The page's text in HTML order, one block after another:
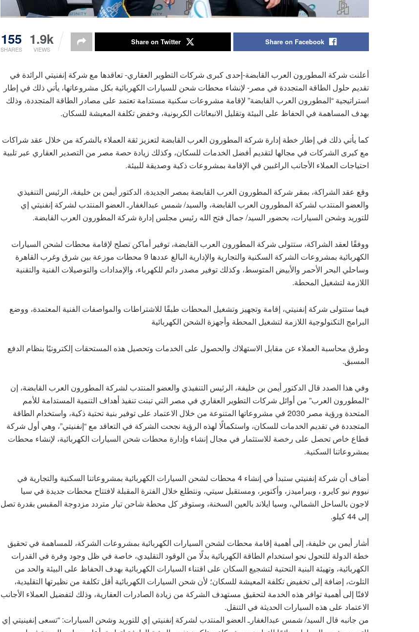
155
SHARES
1.9k
VIEWS
Share on Facebook
Share on Twitter
أعلنت شركة المطورون العرب القابضة-إحدى كبرى شركات التطوير العقاري- تعاقدها مع شركة إنفنيتي الرائدة في
تقديم حلول الطاقة المتجددة في مصر- لإنشاء محطات شحن للسيارات الكهربائية بكل مشروعاتها، يأتي ذلك في إطار
استراتيجية “المطورون العرب القابضة” لإقامة مشروعات سكنية مستدامة تعتمد على مصادر الطاقة المتجددة، وذلك
بهدف المساهمة في الحفاظ على البيئة وتقليل الانبعاثات الكربونية، وخفض تكلفة المعيشة للسكان.
كما يأتي ذلك في إطار خطة إدارة شركة المطورون العرب القابضة لتعزيز ثقة العملاء بالشركة من خلال عقد شراكات
مع كبرى الشركات في مجالها لتقديم أفضل الخدمات للسكان، وكذلك زيادة حصة مصر من التصدير العقاري عبر تلبية
احتياجات العملاء الأجانب الراغبين في الإقامة بمشروعات ذكية وصديقة للبيئة.
وقع عقد الشراكة، بمقر شركة المطورون العرب القابضة بمصر الجديدة، الدكتور أيمن بن خليفة، الرئيس التنفيذي
والعضو المنتدب لشركة المطورون العرب القابضة، والسيد/ شمس عبدالغفارـ العضو المنتدب لشركة إنفنيتي إي
للتوريد وشحن السيارات، بحضور السيد/ جمال فتح الله رئيس مجلس إدارة شركة المطورون العرب القابضة.
ووفقًا لعقد الشراكة، ستتولى شركة المطورون العرب القابضة، توفير أماكن تصلح لإقامة محطات لشحن السيارات
الكهربائية بمشروعات الشركة السكنية والتجارية والإدارية البالغ عددها 9 محطات موزعة بين شرق وغرب القاهرة
وساحلي البحر الأحمر والأبيض المتوسط، وكذلك توفير مصدر دائم للكهرباء، والإمدادات والتوصيلات الفنية والتقنية
اللازمة لتشغيل المحطة.
فيما ستتولى شركة إنفنيتي، إقامة وتجهيز وتشغيل المحطات طبقًا للاشتراطات والمواصفات الفنية المعتمدة، ووضع
البرامج التكنولوجية اللازمة لتشغيل المحطة وأجهزة الشحن الكهربائية
وطرق محاسبة العملاء عن مقابل الاستهلاك والحصول على الخدمات وتحصيل هذه المستحقات إلكترونيًا بنظام الدفع
المسبق.
وفي هذا الصدد قال الدكتور أيمن بن خليفة، الرئيس التنفيذي والعضو المنتدب لشركة المطورون العرب القابضة، إن
“المطورون العرب” من أوائل شركات التطوير العقاري في مصر التي تبنت تنفيذ أهداف التنمية المستدامة للأمم
المتحدة ورؤية مصر 2030 في مشروعاتها المتنوعة من خلال الاعتماد على توفير بنية تحتية ذكية، واستخدام الطاقة
المتجددة في تقديم الخدمات للسكان، واستكمالًا لهذه الرؤية نجحت الشركة في التعاقد مع “إنفنيتي”، وهي أول شركة
قطاع خاص تحصل على رخصة للاستثمار في مجال إنشاء وإدارة محطات شحن السيارات الكهربائية، لإنشاء محطات
بمشروعاتنا السكنية.
أضاف أن شركة إنفنيتي ستبدأ في إنشاء 4 محطات لشحن السيارات الكهربائية بمشروعاتنا السكنية والتجارية في
نيووم نيو كايرو ، وبيراميدز، وأكتوبر، ومستقبل سيتي، ونتطلع خلال الفترة المقبلة لافتتاح محطات جديدة في سيا
لاجون بالساحل الشمالي، وسيا ايلاند بالعين السخنة، وستوفر كل محطة شاحن تيار متردد مزدوجة المقبس بقدرة تصل
إلى 44 كيلو.
أشار أيمن بن خليفة، إلى أهمية إقامة محطات لشحن السيارات الكهربائية بمشروعات الشركة، للمساهمة في تحقيق
خطة الدولة للتحول نحو استخدام الطاقة الكهربائية بدلًا من الوقود التقليدي، خاصة في ظل وجود وفرة في القدرات
الكهربائية، وتهيئة البنية التحتية لتشجيع السكان على اقتناء السيارات الكهربائية بهدف الحفاظ على البيئة والحد من
التلوث، إضافة إلى تخفيض تكلفة المعيشة للسكان؛ لأن شحن السيارات الكهربائية أقل تكلفة من نظيرتها التقليدية،
لافتًا إلى أهمية توافر هذه الخدمة لتحقيق مستهدف الشركة من زيادة الصادرات العقارية، وذلك لتفضيل العملاء الأجانب
الاعتماد على هذه السيارات الحديثة في التنقل.
من جانبه قال السيد/ شمس عبدالغفارـ العضو المنتدب لشركة إنفنيتي إي للتوريد وشحن السيارات: “تسعى إنفينيتي إي